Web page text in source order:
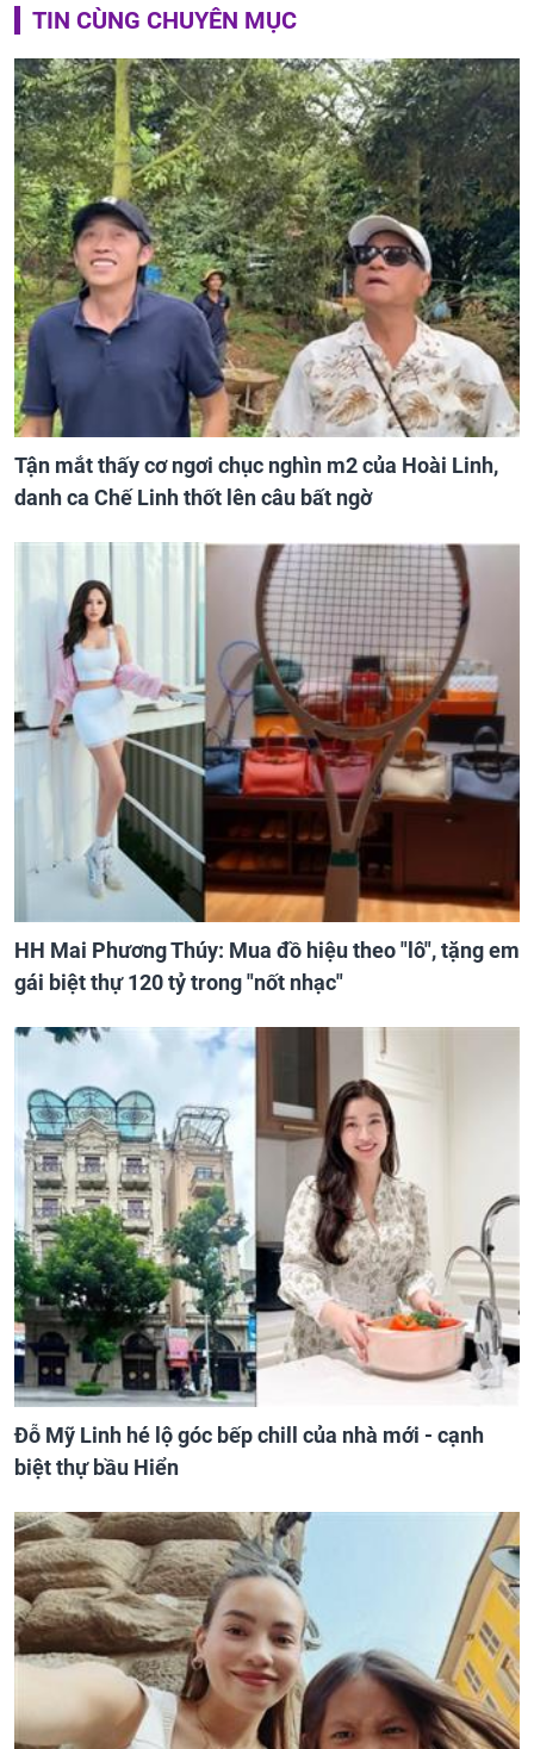
TIN CÙNG CHUYÊN MỤC
Tận mắt thấy cơ ngơi chục nghìn m2 của Hoài Linh,
danh ca Chế Linh thốt lên câu bất ngờ
HH Mai Phương Thúy: Mua đồ hiệu theo "lô", tặng em
gái biệt thự 120 tỷ trong "nốt nhạc"
Đỗ Mỹ Linh hé lộ góc bếp chill của nhà mới - cạnh
biệt thự bầu Hiển